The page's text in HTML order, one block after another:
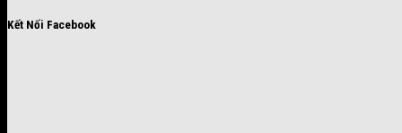
Kết Nối Facebook